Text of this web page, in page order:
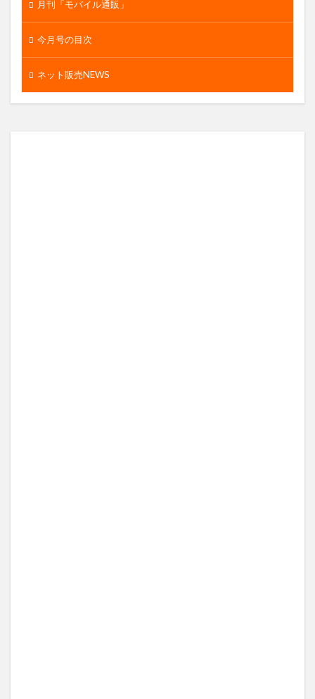
月刊「モバイル通販」
今月号の目次
ネット販売NEWS